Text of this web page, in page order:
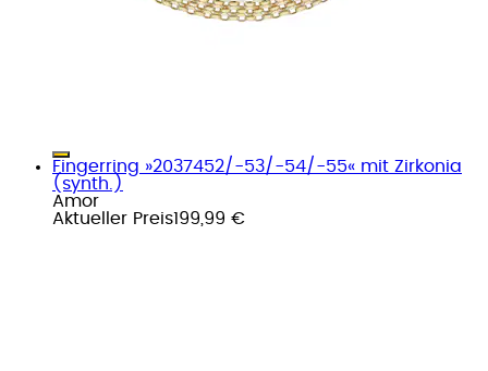
Fingerring »2037452/-53/-54/-55« mit Zirkonia
(synth.)
Amor
Aktueller Preis199,99 €